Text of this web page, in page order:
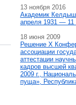
13 ноября 2016
Академик
апреля 1931 — 11
18 июня 2009
Решение X
ассоциации
аттестации
кадров высшей
2009 г.,
пуща»,